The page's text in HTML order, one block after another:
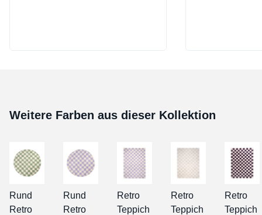
Weitere Farben aus dieser Kollektion
Rund
Retro
Rund
Retro
Retro
Teppich
Retro
Teppich
Retro
Teppich